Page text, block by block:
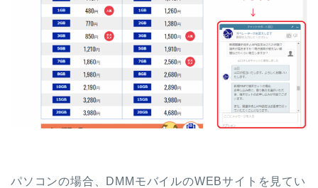
パソコンの場合、DMMモバイルのWEBサイトを見てい